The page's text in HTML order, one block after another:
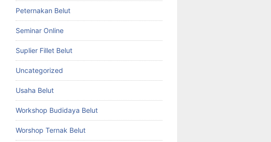
Peternakan Belut
Seminar Online
Suplier Fillet Belut
Uncategorized
Usaha Belut
Workshop Budidaya Belut
Worshop Ternak Belut